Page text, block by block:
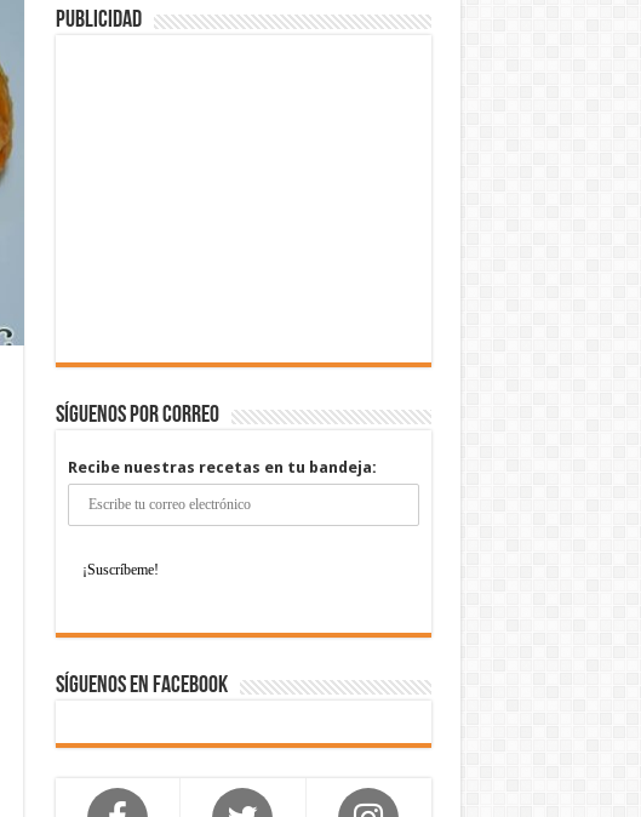
Publicidad
Síguenos por correo
Recibe nuestras recetas en tu bandeja:
Síguenos en Facebook